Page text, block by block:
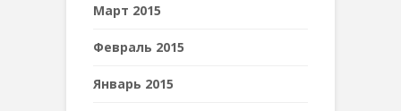
Март 2015
Февраль 2015
Январь 2015